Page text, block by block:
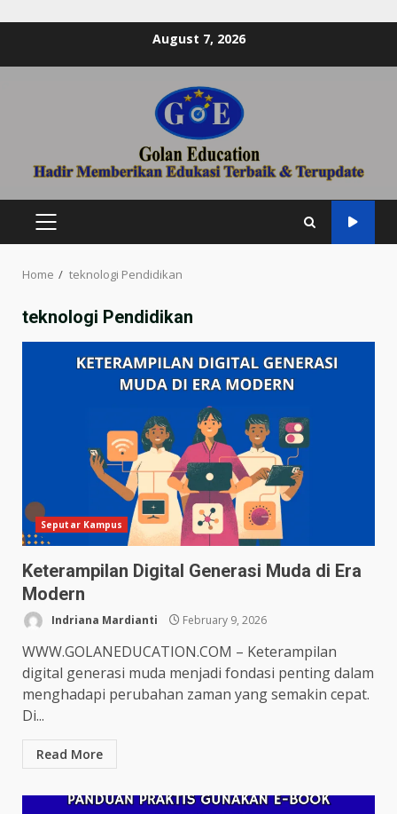
August 7, 2026
PRIMARY
Home teknologi Pendidikan
teknologi Pendidikan
Seputar Kampus
Keterampilan Digital Generasi Muda di Era
Modern
Indriana Mardianti February 9, 2026
WWW.GOLANEDUCATION.COM – Keterampilan
digital generasi muda menjadi fondasi penting dalam
menghadapi perubahan zaman yang semakin cepat.
Di...
Read More